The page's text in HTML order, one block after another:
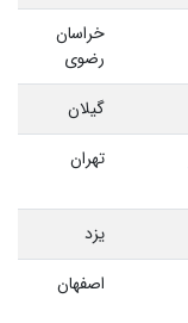
خراسان
رضوی
گیلان
تهران
یزد
اصفهان